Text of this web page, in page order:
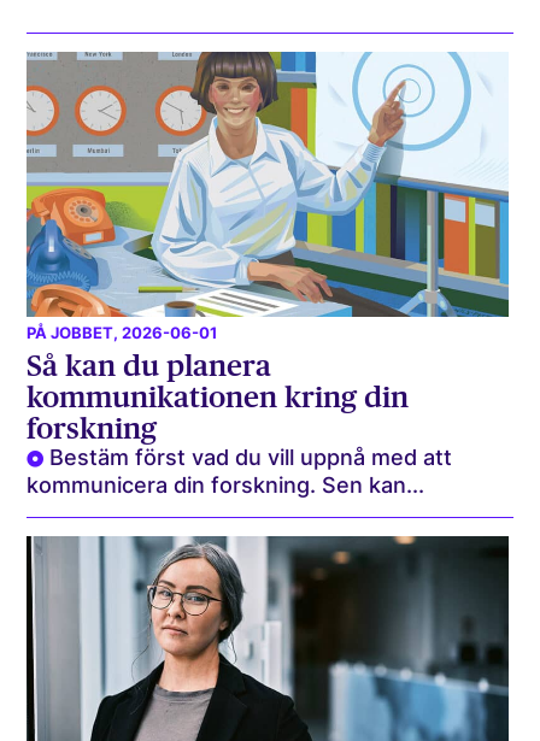
PÅ JOBBET, 2026-06-01
Så kan du planera
kommunikationen kring din
forskning
Bestäm först vad du vill uppnå med att
kommunicera din forskning. Sen kan...